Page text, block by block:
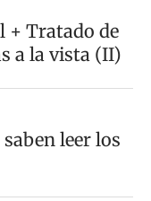
+ Tratado de
a la vista (II)
leer los